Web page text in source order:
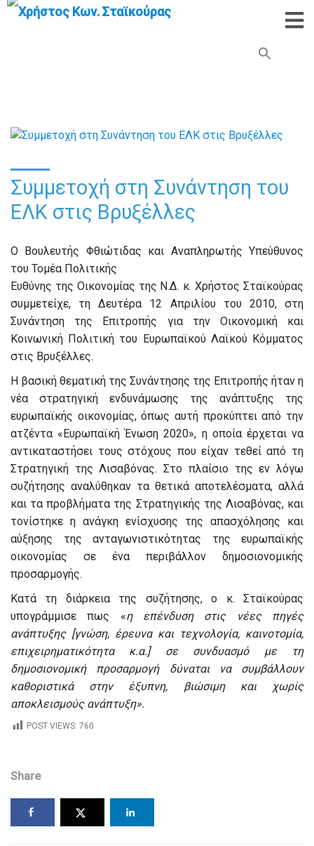
Συμμετοχή στη Συνάντηση του
ΕΛΚ στις Βρυξέλλες
Ο Βουλευτής Φθιώτιδας και Αναπληρωτής Υπεύθυνος
του Τομέα Πολιτικής
Ευθύνης της Οικονομίας της Ν.Δ. κ. Χρήστος Σταϊκούρας
συμμετείχε, τη Δευτέρα 12 Απριλίου του 2010, στη
Συνάντηση της Επιτροπής για την Οικονομική και
Κοινωνική Πολιτική του Ευρωπαϊκού Λαϊκού Κόμματος
στις Βρυξέλλες.
Η βασική θεματική της Συνάντησης της Επιτροπής ήταν η
νέα στρατηγική ενδυνάμωσης της ανάπτυξης της
ευρωπαϊκής οικονομίας, όπως αυτή προκύπτει από την
ατζέντα «Ευρωπαϊκή Ένωση 2020», η οποία έρχεται να
αντικαταστήσει τους στόχους που είχαν τεθεί από τη
Στρατηγική της Λισαβόνας. Στο πλαίσιο της εν λόγω
συζήτησης αναλύθηκαν τα θετικά αποτελέσματα, αλλά
και τα προβλήματα της Στρατηγικής της Λισαβόνας, και
τονίστηκε η ανάγκη ενίσχυσης της απασχόλησης και
αύξησης της ανταγωνιστικότητας της ευρωπαϊκής
οικονομίας σε ένα περιβάλλον δημοσιονομικής
προσαρμογής.
Κατά τη διάρκεια της συζήτησης, ο κ. Σταϊκούρας
υπογράμμισε πως «η επένδυση στις νέες πηγές
ανάπτυξης [γνώση, έρευνα και τεχνολογία, καινοτομία,
επιχειρηματικότητα κ.α.] σε συνδυασμό με τη
δημοσιονομική προσαρμογή δύναται να συμβάλλουν
καθοριστικά στην έξυπνη, βιώσιμη και χωρίς
αποκλεισμούς ανάπτυξη».
POST VIEWS: 760
Share